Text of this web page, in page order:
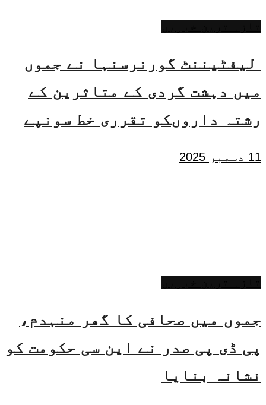
لیفٹیننٹ گورنرسنہا نے جموں
میں دہشت گردی کے متاثرین کے
رشتہ داروںکو تقرری خط سونپے
11 دسمبر 2025
جموں میں صحافی کا گھر منہدم،
پی ڈی پی صدر نے این سی حکومت کو
نشانہ بنایا